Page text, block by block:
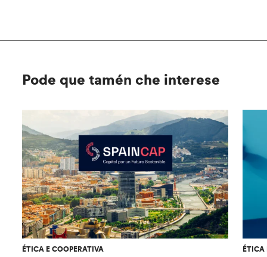
Pode que tamén che interese
ÉTICA E COOPERATIVA ÉTICA